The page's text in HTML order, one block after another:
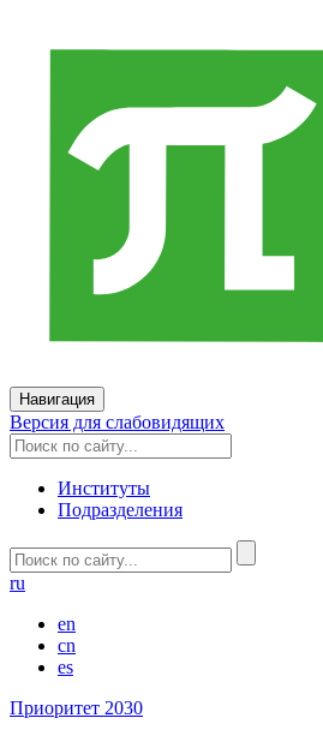
Навигация
Версия для слабовидящих
Институты
Подразделения
ru
en
cn
es
Приоритет 2030